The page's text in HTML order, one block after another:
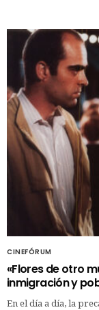
CINEFÓRUM
«Flores de otro
inmigración y
En el día a día, la